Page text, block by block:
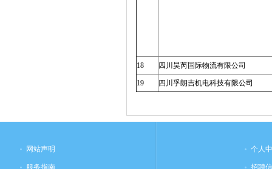
18 四川昊芮国际物流有限公司
19 四川孚朗吉机电科技有限公司
网站声明
服务指南
个人
招聘